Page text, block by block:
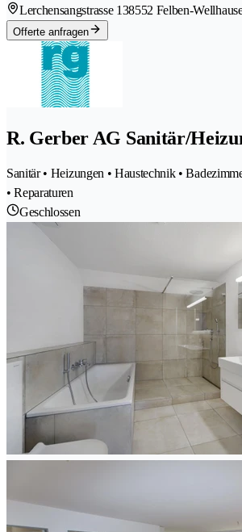
Lerchensangstrasse 138552 Felben-
Offerte anfragen
R. Gerber AG Sanitär/
Sanitär • Heizungen • Haustechnik •
• Reparaturen
Geschlossen